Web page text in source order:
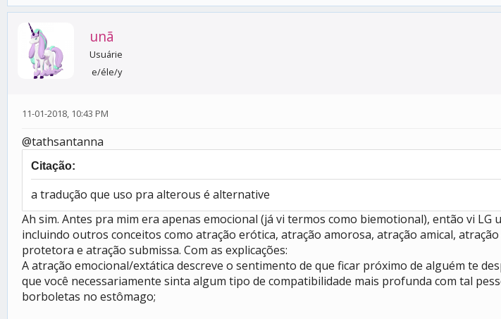
unã
Usuárie
e/éle/y
11-01-2018, 10:43 PM
@tathsantanna
Citação:
a tradução que uso pra alterous é alternative
Ah sim. Antes pra mim era apenas emocional (já vi termos como biemotional), então vi LG
incluindo outros conceitos como atração erótica, atração amorosa, atração amical,
protetora e atração submissa. Com as explicações:
A atração emocional/extática descreve o sentimento de que ficar próximo de alguém te
que você necessariamente sinta algum tipo de compatibilidade mais profunda com tal
borboletas no estômago;